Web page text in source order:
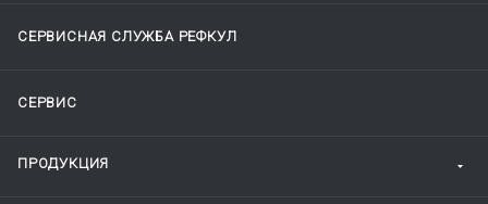
СЕРВИСНАЯ СЛУЖБА РЕФКУЛ
СЕРВИС
ПРОДУКЦИЯ